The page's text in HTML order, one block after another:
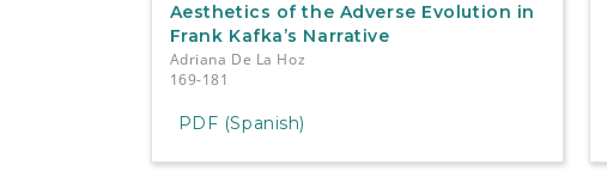
Aesthetics of the Adverse Evolution in
Frank Kafka’s Narrative
Adriana De La Hoz
169-181
PDF (Spanish)